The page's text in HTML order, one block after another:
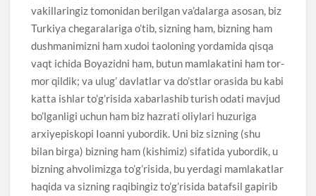
vakillaringiz tomonidan berilgan va’dalarga asosan, biz
Turkiya chegaralariga o’tib, sizning ham, bizning ham
dushmanimizni ham xudoi taoloning yordamida qisqa
vaqt ichida Boyazidni ham, butun mamlakatini ham tor-
mor qildik; va ulug’ davlatlar va do’stlar orasida bu kabi
katta ishlar to’g’risida xabarlashib turish odati mavjud
bo’lganligi uchun ham biz hazrati oliylari huzuriga
arxiyepiskopi Ioanni yubordik. Uni biz sizning (shu
bilan birga) bizning ham (kishimiz) sifatida yubordik, u
bizning ahvolimizga to’g’risida, bu yerdagi mamlakatlar
haqida va sizning raqibingiz to’g’risida batafsil gapirib